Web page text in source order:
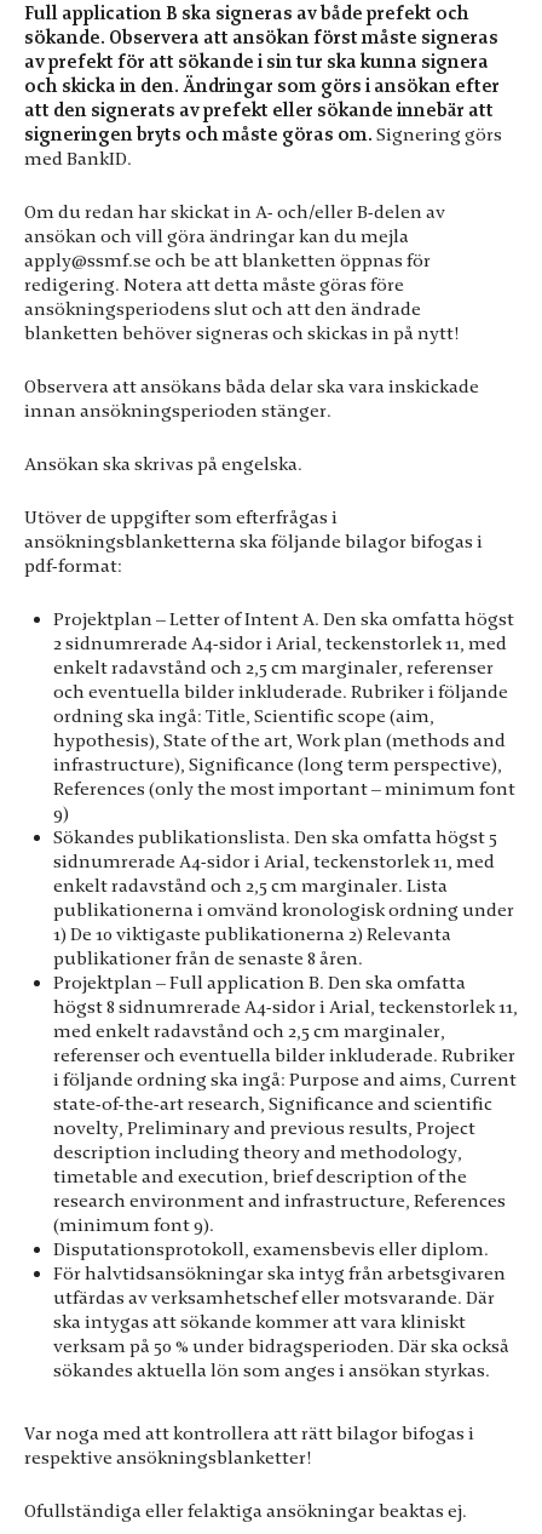
Full application B ska signeras av både prefekt och
sökande. Observera att ansökan först måste signeras
av prefekt för att sökande i sin tur ska kunna signera
och skicka in den. Ändringar som görs i ansökan efter
att den signerats av prefekt eller sökande innebär att
signeringen bryts och måste göras om. Signering görs
med BankID.
Om du redan har skickat in A- och/eller B-delen av
ansökan och vill göra ändringar kan du mejla
apply@ssmf.se och be att blanketten öppnas för
redigering. Notera att detta måste göras före
ansökningsperiodens slut och att den ändrade
blanketten behöver signeras och skickas in på nytt!
Observera att ansökans båda delar ska vara inskickade
innan ansökningsperioden stänger.
Ansökan ska skrivas på engelska.
Utöver de uppgifter som efterfrågas i
ansökningsblanketterna ska följande bilagor bifogas i
pdf-format:
Projektplan – Letter of Intent A. Den ska omfatta högst
2 sidnumrerade A4-sidor i Arial, teckenstorlek 11, med
enkelt radavstånd och 2,5 cm marginaler, referenser
och eventuella bilder inkluderade. Rubriker i följande
ordning ska ingå: Title, Scientific scope (aim,
hypothesis), State of the art, Work plan (methods and
infrastructure), Significance (long term perspective),
References (only the most important – minimum font
9)
Sökandes publikationslista. Den ska omfatta högst 5
sidnumrerade A4-sidor i Arial, teckenstorlek 11, med
enkelt radavstånd och 2,5 cm marginaler. Lista
publikationerna i omvänd kronologisk ordning under
1) De 10 viktigaste publikationerna 2) Relevanta
publikationer från de senaste 8 åren.
Projektplan – Full application B. Den ska omfatta
högst 8 sidnumrerade A4-sidor i Arial, teckenstorlek 11,
med enkelt radavstånd och 2,5 cm marginaler,
referenser och eventuella bilder inkluderade. Rubriker
i följande ordning ska ingå: Purpose and aims, Current
state-of-the-art research, Significance and scientific
novelty, Preliminary and previous results, Project
description including theory and methodology,
timetable and execution, brief description of the
research environment and infrastructure, References
(minimum font 9).
Disputationsprotokoll, examensbevis eller diplom.
För halvtidsansökningar ska intyg från arbetsgivaren
utfärdas av verksamhetschef eller motsvarande. Där
ska intygas att sökande kommer att vara kliniskt
verksam på 50 % under bidragsperioden. Där ska också
sökandes aktuella lön som anges i ansökan styrkas.
Var noga med att kontrollera att rätt bilagor bifogas i
respektive ansökningsblanketter!
Ofullständiga eller felaktiga ansökningar beaktas ej.